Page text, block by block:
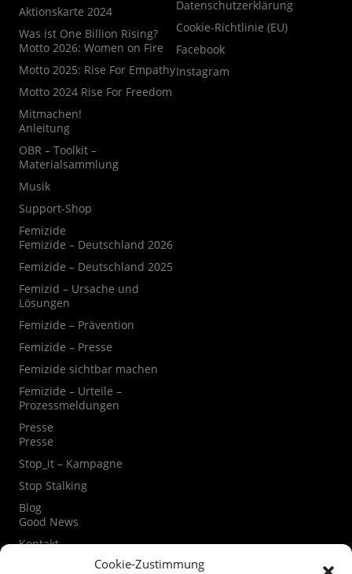
Cookie-Zustimmung
Aktionskarte 2024
Was ist One Billion Rising?
Motto 2026: Women on Fire
Motto 2025: Rise For Empathy
Motto 2024 Rise For Freedom
Mitmachen!
Anleitung
OBR – Toolkit –
Materialsammlung
Musik
Support-Shop
Femizide
Femizide – Deutschland 2026
Femizide – Deutschland 2025
Femizid – Ursache und
Lösungen
Femizide – Prävention
Femizide – Presse
Femizide sichtbar machen
Femizide – Urteile –
Prozessmeldungen
Presse
Presse
Stop_it – Kampagne
Stop Stalking
Blog
Good News
Kontakt
Kontaktformular
Datenschutzerklärung
Cookie-Richtlinie (EU)
Facebook
Instagram